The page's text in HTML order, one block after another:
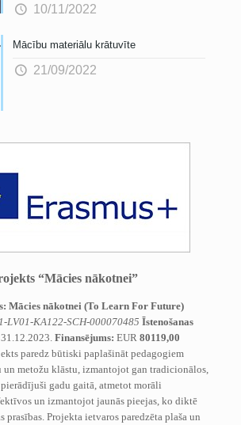
10/11/2022
Mācību materiālu krātuvīte
21/09/2022
“Mācies nākotnei”
Mācies nākotnei (To Learn For Future)
LV01-KA122-SCH-000070485 Īstenošanas
Finansējums: EUR 80119,00
paredz būtiski paplašināt pedagogiem
un metožu klāstu, izmantojot gan tradicionālos,
gadu gaitā, atmetot morāli
un izmantojot jaunās pieejas, ko diktē
prasības. Projekta ietvaros paredzēta plaša un